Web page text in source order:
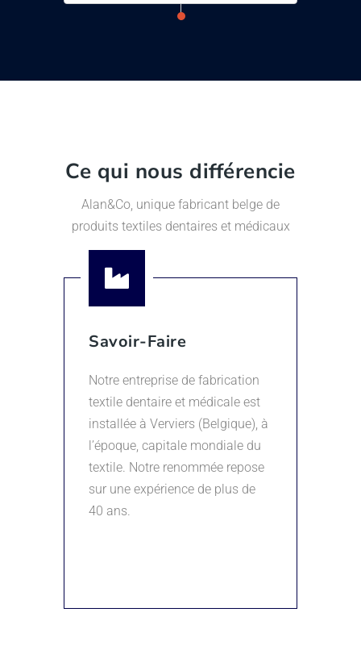
Ce qui nous différencie
Alan&Co, unique fabricant belge de
produits textiles dentaires et médicaux
Savoir-Faire
Notre entreprise de fabrication
textile dentaire et médicale est
installée à Verviers (Belgique), à
l’époque, capitale mondiale du
textile. Notre renommée repose
sur une expérience de plus de
40 ans.